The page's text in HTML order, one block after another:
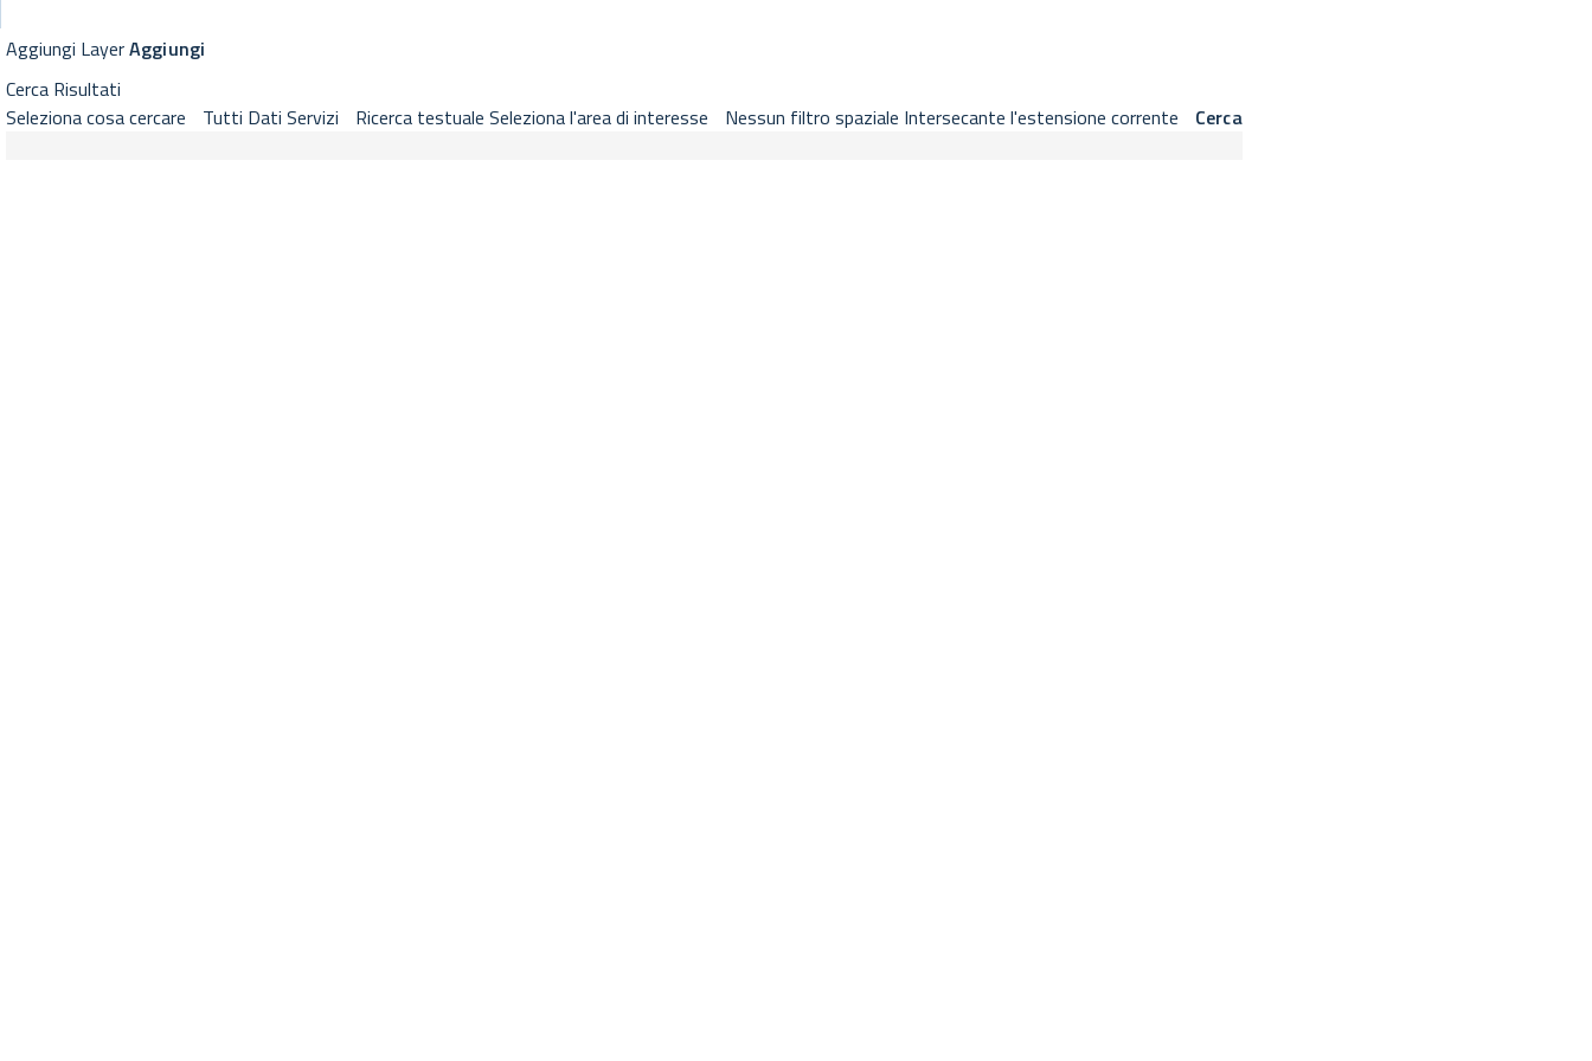
GeoViewer RNDT
Visualizzatore cartografico RNDT con strumenti di selezione layer, ricerca metadati, basemap, legenda, segnalibri, stampa e guida nella barra laterale sinistra.
Aggiungi LayerAggiungi
Cerca Risultati
Seleziona cosa cercare
Tutti Dati Servizi Ricerca testuale Seleziona l'area di interesse Nessun filtro spaziale Intersecante l'estensione corrente Cerca